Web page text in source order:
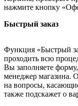
нажмите кнопку
Быстрый заказ
Функция «Быстрый
проходить всю
Вы заполняете
менеджер магазина.
на вопросы,
также подскажет о